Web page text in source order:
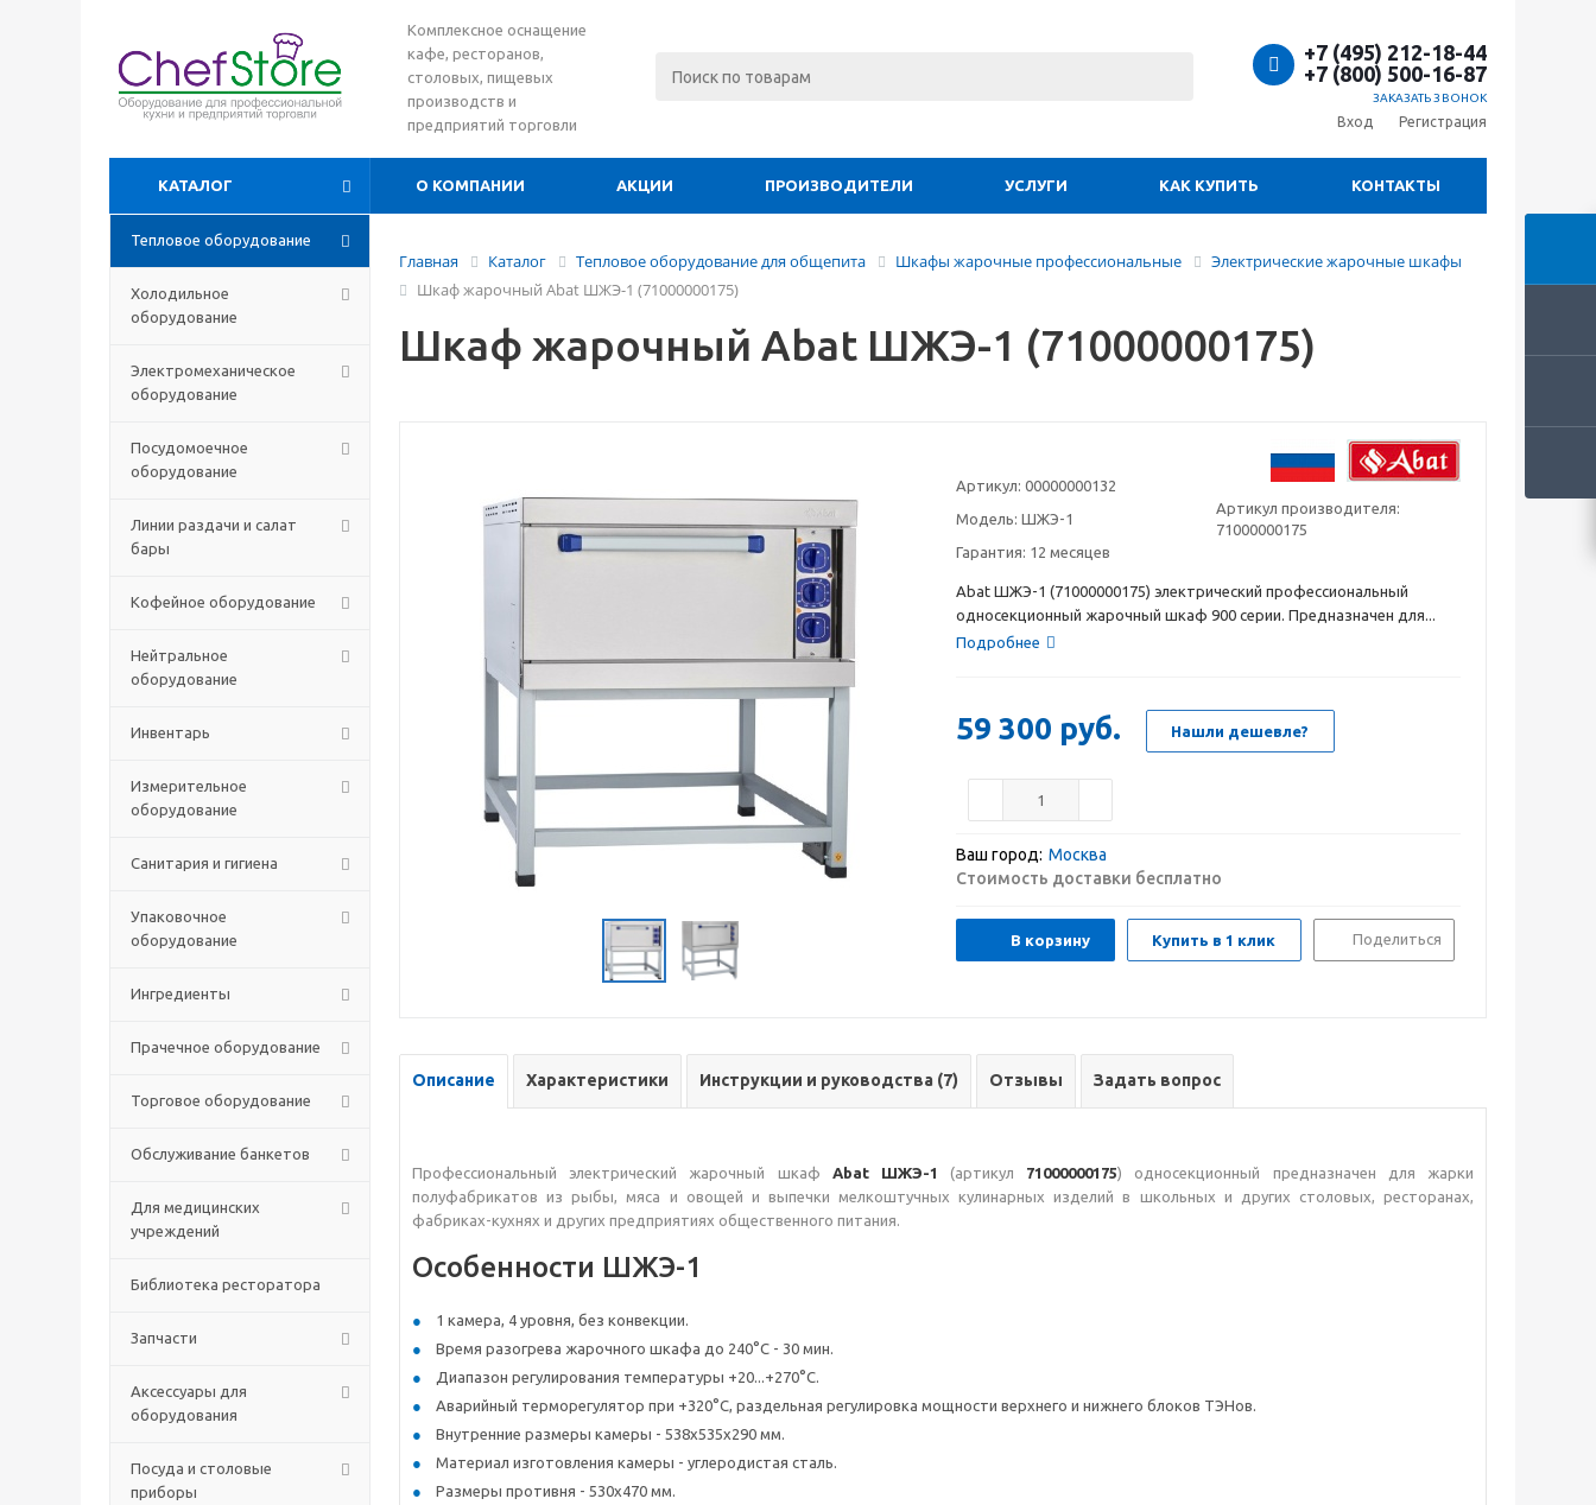
Комплексное оснащение
кафе, ресторанов,
столовых, пищевых
производств и
предприятий торговли
+7 (495) 212-18-44
+7 (800) 500-16-87
ЗАКАЗАТЬ ЗВОНОК
Вход Регистрация
КАТАЛОГ О КОМПАНИИ АКЦИИ ПРОИЗВОДИТЕЛИ УСЛУГИ КАК КУПИТЬ КОНТАКТЫ
Тепловое оборудование
Холодильное
оборудование
Электромеханическое
оборудование
Посудомоечное
оборудование
Линии раздачи и салат
бары
Кофейное оборудование
Нейтральное
оборудование
Инвентарь
Измерительное
оборудование
Санитария и гигиена
Упаковочное
оборудование
Ингредиенты
Прачечное оборудование
Торговое оборудование
Обслуживание банкетов
Для медицинских
учреждений
Библиотека ресторатора
Запчасти
Аксессуары для
оборудования
Посуда и столовые
приборы
Главная Каталог Тепловое оборудование для общепита Шкафы жарочные профессиональные
Электрические жарочные шкафы
Шкаф жарочный Abat ШЖЭ-1 (71000000175)
Шкаф жарочный Abat ШЖЭ-1 (71000000175)
Артикул: 00000000132
Модель: ШЖЭ-1
Артикул производителя:
71000000175
Гарантия: 12 месяцев
Abat ШЖЭ-1 (71000000175) электрический профессиональный
односекционный жарочный шкаф 900 серии. Предназначен для...
Подробнее
59 300 руб. Нашли дешевле?
Ваш город: Москва
Стоимость доставки бесплатно
В корзину Купить в 1 клик Поделиться
Описание Характеристики Инструкции и руководства (7) Отзывы Задать вопрос
Профессиональный электрический жарочный шкаф Abat ШЖЭ-1 (артикул 71000000175) односекционный предназначен для жарки
полуфабрикатов из рыбы, мяса и овощей и выпечки мелкоштучных кулинарных изделий в школьных и других столовых, ресторанах,
фабриках-кухнях и других предприятиях общественного питания.
Особенности ШЖЭ-1
1 камера, 4 уровня, без конвекции.
Время разогрева жарочного шкафа до 240°C - 30 мин.
Диапазон регулирования температуры +20...+270°C.
Аварийный терморегулятор при +320°С, раздельная регулировка мощности верхнего и нижнего блоков ТЭНов.
Внутренние размеры камеры - 538x535x290 мм.
Материал изготовления камеры - углеродистая сталь.
Размеры противня - 530x470 мм.